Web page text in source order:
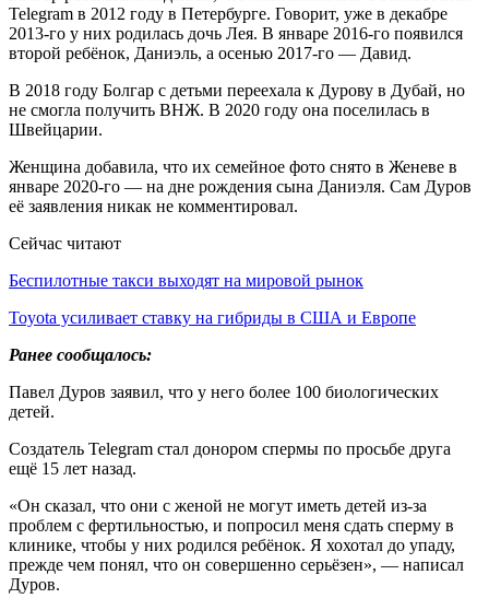
Telegram в 2012 году в Петербурге. Говорит, уже в декабре
2013-го у них родилась дочь Лея. В январе 2016-го появился
второй ребёнок, Даниэль, а осенью 2017-го — Давид.
В 2018 году Болгар с детьми переехала к Дурову в Дубай, но
не смогла получить ВНЖ. В 2020 году она поселилась в
Швейцарии.
Женщина добавила, что их семейное фото снято в Женеве в
январе 2020-го — на дне рождения сына Даниэля. Сам Дуров
её заявления никак не комментировал.
Сейчас читают
Беспилотные такси выходят на мировой рынок
Toyota усиливает ставку на гибриды в США и Европе
Ранее сообщалось:
Павел Дуров заявил, что у него более 100 биологических
детей.
Создатель Telegram стал донором спермы по просьбе друга
ещё 15 лет назад.
«Он сказал, что они с женой не могут иметь детей из-за
проблем с фертильностью, и попросил меня сдать сперму в
клинике, чтобы у них родился ребёнок. Я хохотал до упаду,
прежде чем понял, что он совершенно серьёзен», — написал
Дуров.